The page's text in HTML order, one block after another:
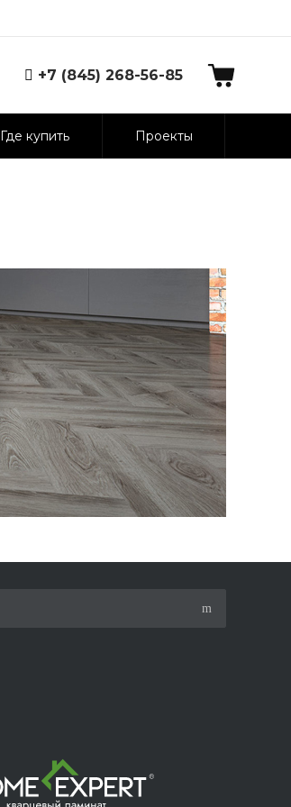
+7 (845) 268-56-85
Где купить Проекты